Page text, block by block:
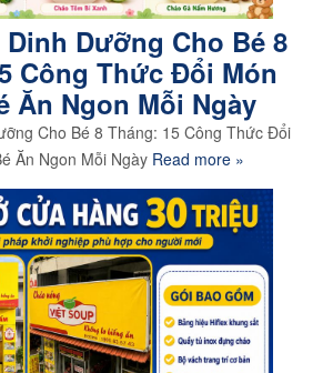
Dinh Dưỡng Cho Bé 8
Công Thức Đổi Món
Ăn Ngon Mỗi Ngày
Cho Bé 8 Tháng: 15 Công Thức Đổi
Ăn Ngon Mỗi Ngày Read more »